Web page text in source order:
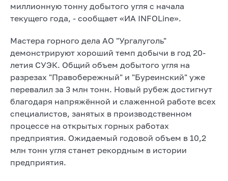
миллионную тонну добытого угля с начала
текущего года, - сообщает «ИА INFOLine».
Мастера горного дела АО "Ургалуголь"
демонстрируют хороший темп добычи в год 20-
летия СУЭК. Общий объем добытого угля на
разрезах "Правобережный" и "Буреинский" уже
перевалил за 3 млн тонн. Новый рубеж достигнут
благодаря напряжённой и слаженной работе всех
специалистов, занятых в производственном
процессе на открытых горных работах
предприятия. Ожидаемый годовой объем в 10,2
млн тонн угля станет рекордным в истории
предприятия.